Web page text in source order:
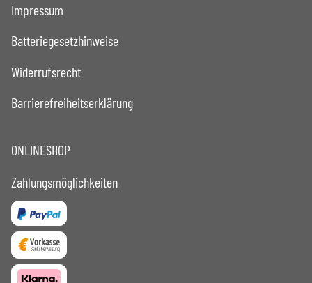
Impressum
Batteriegesetzhinweise
Widerrufsrecht
Barrierefreiheitserklärung
ONLINESHOP
Zahlungsmöglichkeiten